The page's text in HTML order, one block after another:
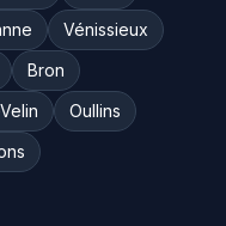
Vénissieux
Bron
Oullins